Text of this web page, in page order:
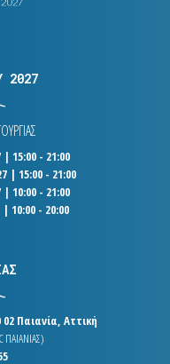
2027
15:00 - 21:00
| 15:00 - 21:00
10:00 - 21:00
10:00 - 20:00
Παιανία, Αττική
ΠΑΙΑΝΙΑΣ)